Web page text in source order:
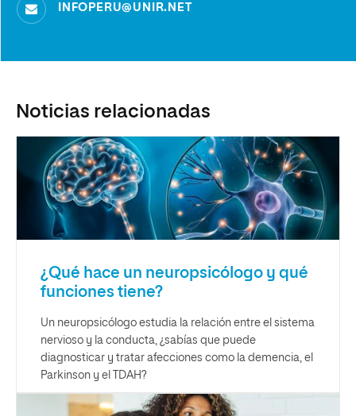
INFOPERU@UNIR.NET
Noticias relacionadas
¿Qué hace un neuropsicólogo y qué
funciones tiene?
Un neuropsicólogo estudia la relación entre el sistema
nervioso y la conducta, ¿sabías que puede
diagnosticar y tratar afecciones como la demencia, el
Parkinson y el TDAH?